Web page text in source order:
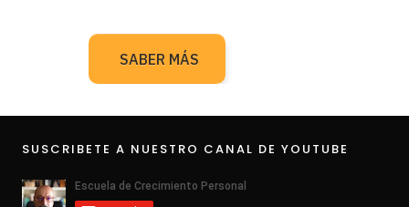
SABER MÁS
SUSCRIBETE A NUESTRO CANAL DE YOUTUBE